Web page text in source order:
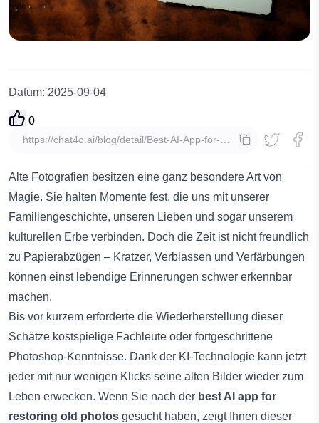
Datum: 2025-09-04
0
Kopieren
Alte Fotografien besitzen eine ganz besondere Art von
Magie. Sie halten Momente fest, die uns mit unserer
Familiengeschichte, unseren Lieben und sogar unserem
kulturellen Erbe verbinden. Doch die Zeit ist nicht freundlich
zu Papierabzügen – Kratzer, Verblassen und Verfärbungen
können einst lebendige Erinnerungen schwer erkennbar
machen.
Bis vor kurzem erforderte die Wiederherstellung dieser
Schätze kostspielige Fachleute oder fortgeschrittene
Photoshop-Kenntnisse. Dank der KI-Technologie kann jetzt
jeder mit nur wenigen Klicks seine alten Bilder wieder zum
Leben erwecken. Wenn Sie nach der best AI app for
restoring old photos gesucht haben, zeigt Ihnen dieser